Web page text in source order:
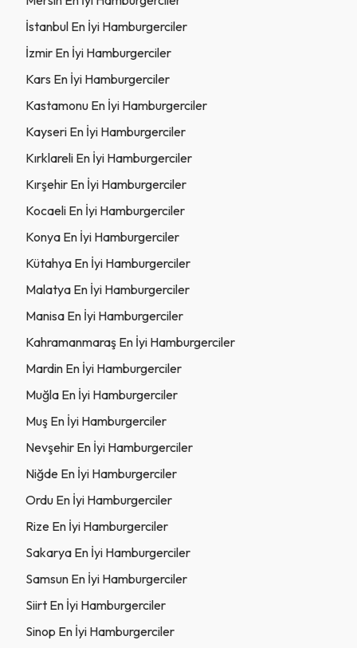
İstanbul En İyi Hamburgerciler
İzmir En İyi Hamburgerciler
Kars En İyi Hamburgerciler
Kastamonu En İyi Hamburgerciler
Kayseri En İyi Hamburgerciler
Kırklareli En İyi Hamburgerciler
Kırşehir En İyi Hamburgerciler
Kocaeli En İyi Hamburgerciler
Konya En İyi Hamburgerciler
Kütahya En İyi Hamburgerciler
Malatya En İyi Hamburgerciler
Manisa En İyi Hamburgerciler
Kahramanmaraş En İyi Hamburgerciler
Mardin En İyi Hamburgerciler
Muğla En İyi Hamburgerciler
Muş En İyi Hamburgerciler
Nevşehir En İyi Hamburgerciler
Niğde En İyi Hamburgerciler
Ordu En İyi Hamburgerciler
Rize En İyi Hamburgerciler
Sakarya En İyi Hamburgerciler
Samsun En İyi Hamburgerciler
Siirt En İyi Hamburgerciler
Sinop En İyi Hamburgerciler